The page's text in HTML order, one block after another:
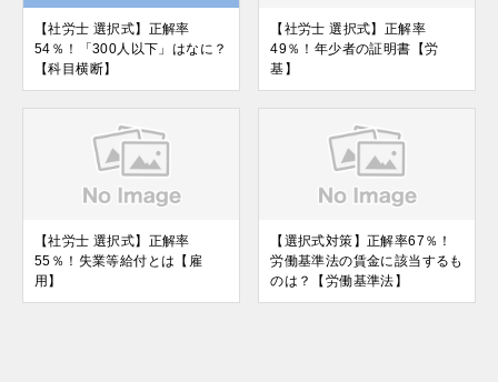
【社労士 選択式】正解率
54％！「300人以下」はなに？
【科目横断】
【社労士 選択式】正解率
49％！年少者の証明書【労
基】
【社労士 選択式】正解率
55％！失業等給付とは【雇
用】
【選択式対策】正解率67％！
労働基準法の賃金に該当するも
のは？【労働基準法】